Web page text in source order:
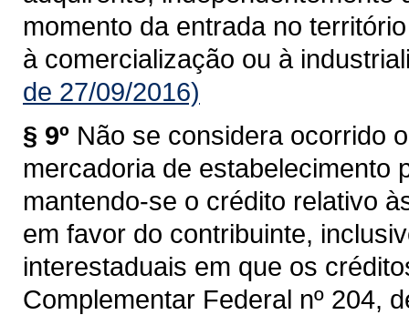
momento da entrada no
à comercialização ou à
de 27/09/2016)
§ 9º Não se considera ocorrido
mercadoria de estabelecimento
mantendo-se o crédito relativo
em favor do contribuinte,
interestaduais em que os
Complementar Federal nº 204,